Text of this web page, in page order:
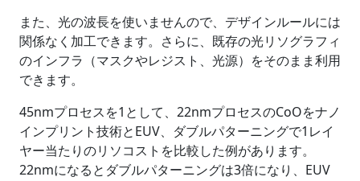
また、光の波長を使いませんので、デザインルールには
関係なく加工できます。さらに、既存の光リソグラフィ
のインフラ（マスクやレジスト、光源）をそのまま利用
できます。
45nmプロセスを1として、22nmプロセスのCoOをナノ
インプリント技術とEUV、ダブルパターニングで1レイ
ヤー当たりのリソコストを比較した例があります。
22nmになるとダブルパターニングは3倍になり、EUV